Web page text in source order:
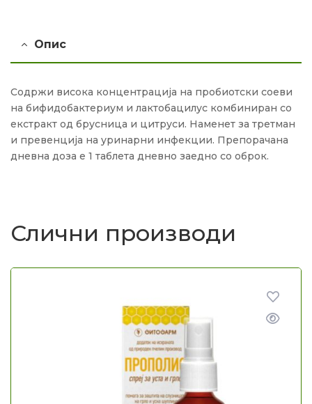
Опис
Содржи висока концентрација на пробиотски соеви
на бифидобактериум и лактобацилус комбиниран со
екстракт од брусница и цитруси. Наменет за третман
и превенција на уринарни инфекции. Препорачана
дневна доза е 1 таблета дневно заедно со оброк.
Слични производи